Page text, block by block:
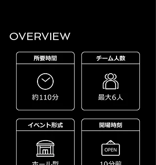
OVERVIEW​